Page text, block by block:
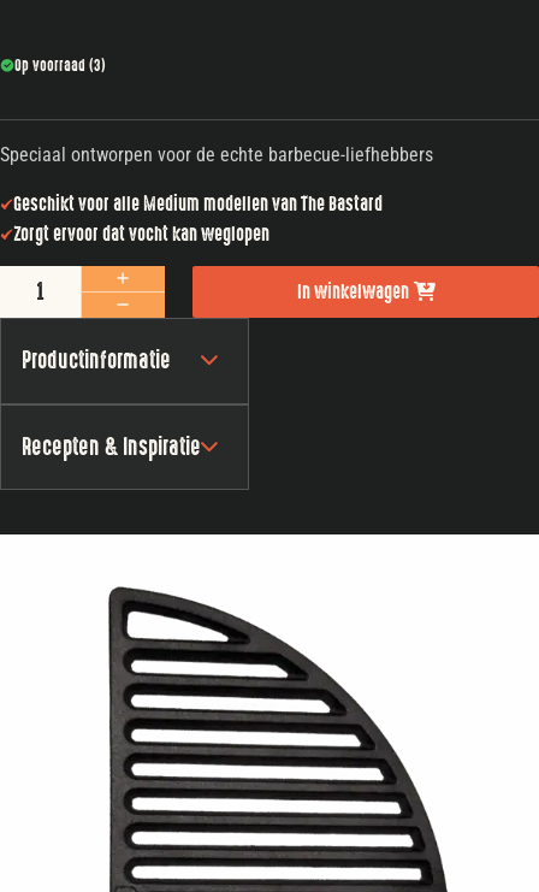
Op voorraad (3)
Speciaal ontworpen voor de echte barbecue-liefhebbers
Geschikt voor alle Medium modellen van The Bastard
Zorgt ervoor dat vocht kan weglopen
The Bastard Cast Iron Half Moon Grill Medium 40 cm aantal
In winkelwagen
Productinformatie
Recepten & Inspiratie